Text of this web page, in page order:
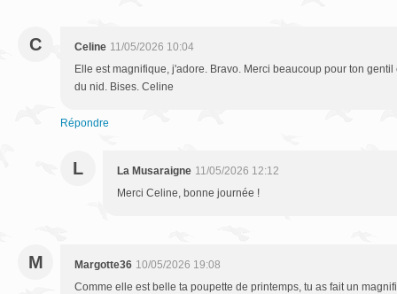
C Celine 11/05/2026 10:04
Elle est magnifique, j'adore. Bravo. Merci beaucoup pour ton
du nid. Bises. Celine
Répondre
L La Musaraigne 11/05/2026 12:12
Merci Celine, bonne journée !
M Margotte36 10/05/2026 19:08
Comme elle est belle ta poupette de printemps, tu as fait un